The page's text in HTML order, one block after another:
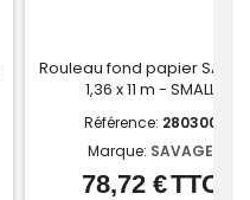
Rouleau fond papier
1,36 x 11 m - SMALL
Référence: 280300
Marque: SAVAGE
Prix
78,72 €TTC